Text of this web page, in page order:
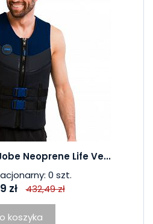
Neoprene Life Ve...
0 szt.
zł 432,49 zł
koszyka